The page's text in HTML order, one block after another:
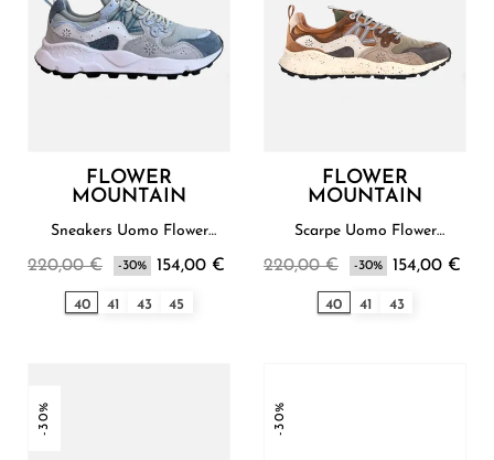
FLOWER
MOUNTAIN
Sneakers Uomo Flower
220,00 € -30% 154,00 €
40 41 43 45
FLOWER
MOUNTAIN
Scarpe Uomo Flower
220,00 € -30% 154,00 €
40 41 43
-30% -30%